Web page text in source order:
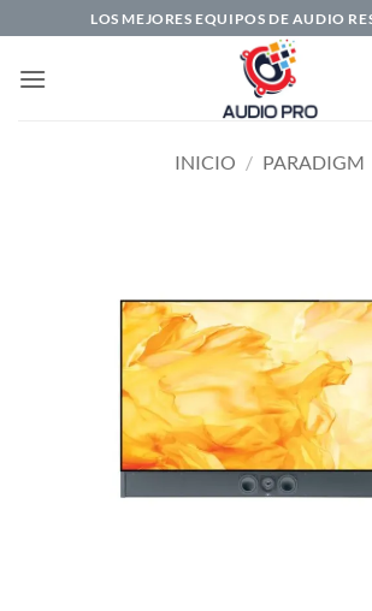
al
contenido
LOS MEJORES EQUIPOS DE AUDIO
INICIO / PARADIGM